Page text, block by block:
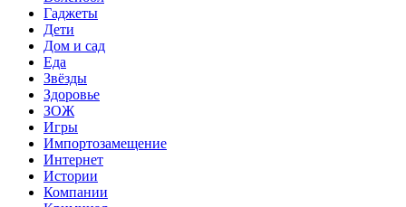
Гаджеты
Дети
Дом и сад
Еда
Звёзды
Здоровье
ЗОЖ
Игры
Импортозамещение
Интернет
Истории
Компании